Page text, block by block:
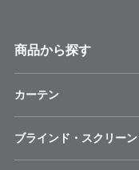
商品から探す
カーテン
ブラインド・スクリーン